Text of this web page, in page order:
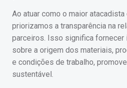
Ao atuar como o maior
priorizamos a transparência na
parceiros. Isso significa fornecer
sobre a origem dos materiais,
e condições de trabalho,
sustentável.